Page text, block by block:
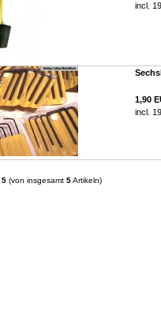
incl.
1,90
incl.
5 (von insgesamt 5Artikeln)